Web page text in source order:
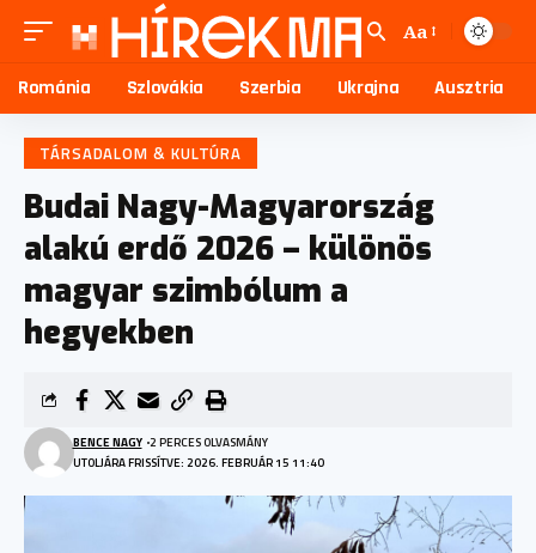
Aa
Románia Szlovákia Szerbia Ukrajna Ausztria
TÁRSADALOM & KULTÚRA
Budai Nagy-Magyarország
alakú erdő 2026 – különös
magyar szimbólum a
hegyekben
UTOLJÁRA FRISSÍTVE: 2026. FEBRUÁR 15 11:40
BENCE NAGY 2 PERCES OLVASMÁNY